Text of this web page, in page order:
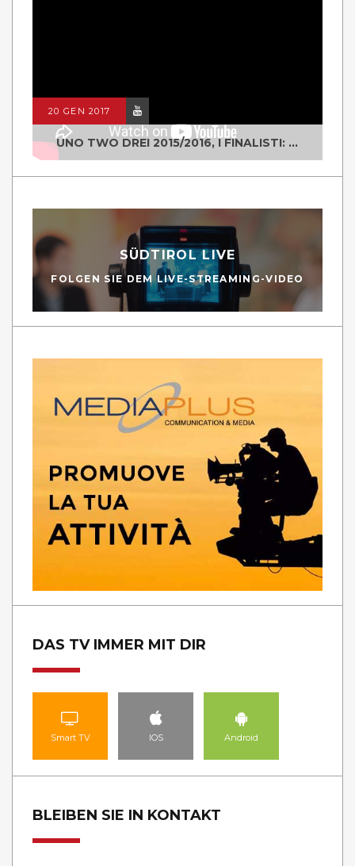
20 GEN 2017
UNO TWO DREI 2015/2016, I FINALISTI: CLASSE IV ALS ISTITUTO "DEGASPERI" BORGO VALSUGANA
SÜDTIROL LIVE
FOLGEN SIE DEM LIVE-STREAMING-VIDEO
DAS TV IMMER MIT DIR
Smart TV IOS Android
BLEIBEN SIE IN KONTAKT